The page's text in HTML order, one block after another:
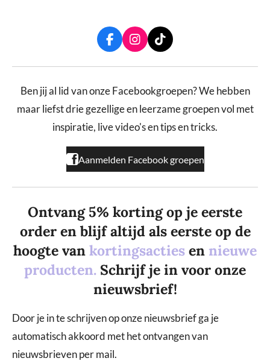
F
a
c
b
o
k
I
n
s
a
r
a
T
i
k
o
Ben jij al lid van onze Facebookgroepen? We hebben
maar liefst drie gezellige en leerzame groepen vol met
inspiratie, live video's en tips en tricks.
Aanmelden Facebook groepen
Ontvang 5% korting op je eerste
order en blijf altijd als eerste op de
hoogte van kortingsacties en nieuwe
producten. Schrijf je in voor onze
nieuwsbrief!
Door je in te schrijven op onze nieuwsbrief ga je
automatisch akkoord met het ontvangen van
nieuwsbrieven per mail.